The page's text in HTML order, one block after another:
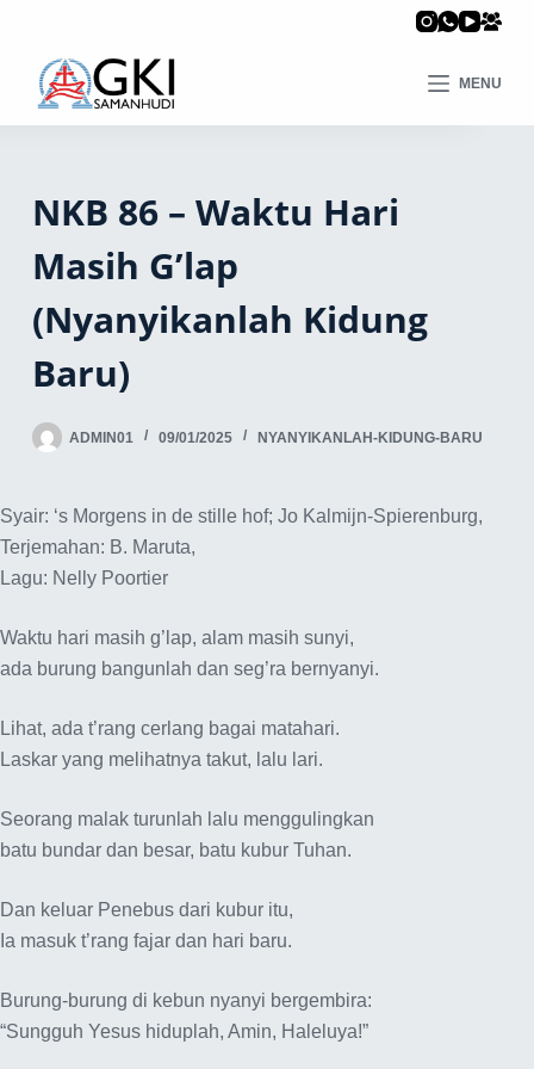
MENU
NKB 86 – Waktu Hari
Masih G’lap
(Nyanyikanlah Kidung
Baru)
ADMIN01 09/01/2025 NYANYIKANLAH-KIDUNG-BARU
Syair: ‘s Morgens in de stille hof; Jo Kalmijn-Spierenburg,
Terjemahan: B. Maruta,
Lagu: Nelly Poortier
Waktu hari masih g’lap, alam masih sunyi,
ada burung bangunlah dan seg’ra bernyanyi.
Lihat, ada t’rang cerlang bagai matahari.
Laskar yang melihatnya takut, lalu lari.
Seorang malak turunlah lalu menggulingkan
batu bundar dan besar, batu kubur Tuhan.
Dan keluar Penebus dari kubur itu,
Ia masuk t’rang fajar dan hari baru.
Burung-burung di kebun nyanyi bergembira:
“Sungguh Yesus hiduplah, Amin, Haleluya!”